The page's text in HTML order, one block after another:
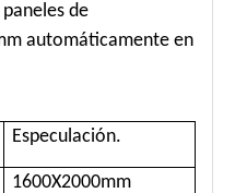
de
automáticamente en
Especulación.
1600X2000mm